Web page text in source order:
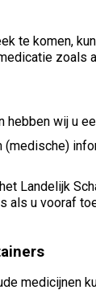
te komen,
zoals
wij u
(medische)
Landelijk
als u vooraf
medicijnen